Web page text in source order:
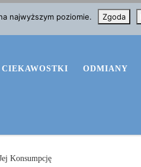
CIEKAWOSTKI ODMIANY
Konsumpcję
najwyższym poziomie. Zgoda